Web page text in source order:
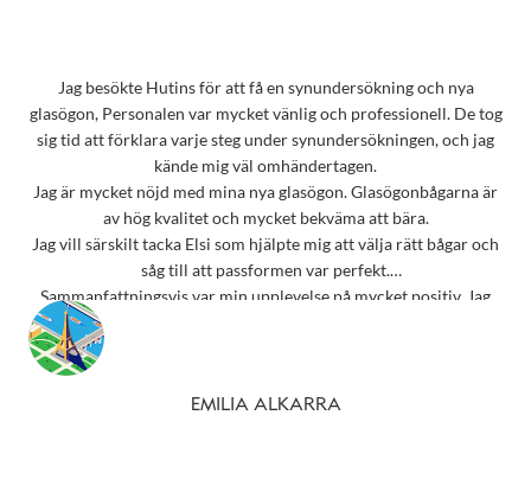
Jag besökte Hutins för att få en synundersökning och nya
glasögon, Personalen var mycket vänlig och professionell. De tog
sig tid att förklara varje steg under synundersökningen, och jag
kände mig väl omhändertagen.
Jag är mycket nöjd med mina nya glasögon. Glasögonbågarna är
av hög kvalitet och mycket bekväma att bära.
Jag vill särskilt tacka Elsi som hjälpte mig att välja rätt bågar och
såg till att passformen var perfekt.
Sammanfattningsvis var min upplevelse på mycket positiv. Jag
rekommenderar starkt detta ställe till alla som behöver
EMILIA ALKARRA